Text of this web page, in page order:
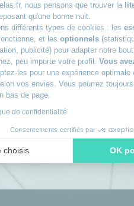
nous pensons que trouver la
qu'une bonne nuit.
différents types de cookies : les
et les optionnels
publicité) pour adapter notre
peu importe votre profil. Vous
les pour une expérience optimale
vos envies. Vous pourrez
bas de page.
de confidentialité
Consentements certifiés par
choisis OK
vous permet d'adapter et
le
vous à notre newsletter
d’experts, nos
nos bons plans exclusifs…
pour bien choisir et bien